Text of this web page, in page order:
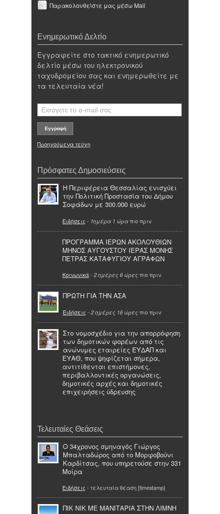
Παρακολουθείστε μας μέσω Mail
Ενημερωτικό Δελτίο
Εγγραφείτε στο τακτικό ενημερωτικό
δελτίο μέσω του ηλεκτρονικού
ταχυδρομείου σας και ενημερωθείτε με
τα τελευταία νέα!
Προηγούμενα τεύχη
Πρόσφατες Δημοσιεύσεις
Η Περιφέρεια Θεσσαλίας ενισχύει
την Πολιτική Προστασία του Δήμου
Σοφάδων με 300.000 ευρώ
Ειδήσεις - 1ημέρα 1 ώρα πιο πριν
ΠΡΟΓΡΑΜΜΑ ΙΕΡΩΝ ΑΚΟΛΟΥΘΙΩΝ
ΜΗΝΟΣ ΑΥΓΟΥΣΤΟΥ ΙΕΡΑΣ ΜΟΝΗΣ
ΠΕΤΡΑΣ ΚΑΤΑΦΥΓΙΟΥ ΑΓΡΑΦΩΝ
Κοινωνικά- 2 ημέρες 6 ώρες πιο πριν
ΠΡΩΤΗ ΓΙΑ ΤΗΝ ΑΣΑ
Ειδήσεις - 2 ημέρες 16 ώρες πιο πριν
Στο νομοσχέδιο για την απορρόφηση
των δημοτικών φορέων από τις
ανώνυμες εταιρείες ΕΥΔΑΠ και
ΕΥΑΘ, που ψηφίζεται σήμερα,
αντιτίθενται επιστήμονες,
περιβαλλοντικές οργανώσεις,
δημοτικές αρχές και δημοτικές
επιχειρήσεις ύδρευσης
Τελευταίες Θεάσεις
Ο 34χρονος σμηναγός Γιώργος
Μπαλταδώρος από το Μορφοβούνι
Καρδίτσας, που υπηρετούσε στην 331
Μοίρα
Ειδήσεις - τελευταία θέαση [timestamp]
ΠΙΚ ΝΙΚ ΜΕ ΜΑΝΙΤΑΡΙΑ ΣΤΗΝ ΛΙΜΝΗ